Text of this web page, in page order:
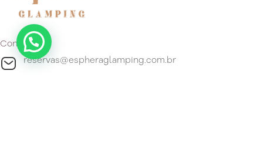
Contato
reservas@espheraglamping.com.br